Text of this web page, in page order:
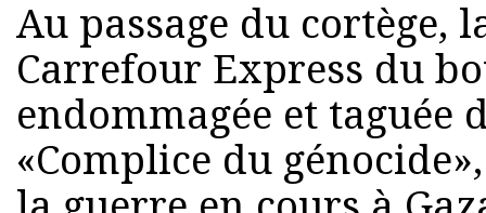
Au passage du cortège,
Carrefour Express du
endommagée et taguée
«Complice du